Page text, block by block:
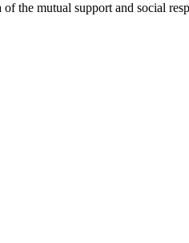
the mutual support and social